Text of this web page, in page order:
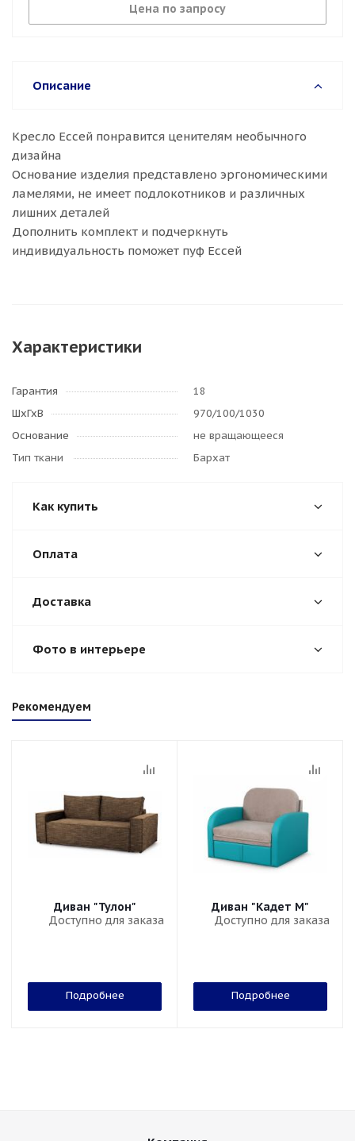
Цена по запросу
Описание
Кресло Ессей понравится ценителям необычного
дизайна
Основание изделия представлено эргономическими
ламелями, не имеет подлокотников и различных
лишних деталей
Дополнить комплект и подчеркнуть
индивидуальность поможет пуф Ессей
Характеристики
Гарантия
18
ШхГхВ
970/100/1030
Основание
не вращающееся
Тип ткани
Бархат
Как купить
Оплата
Доставка
Фото в интерьере
Рекомендуем
Диван "Тулон"
Доступно для заказа
Подробнее
Диван "Кадет М"
Доступно для заказа
Подробнее